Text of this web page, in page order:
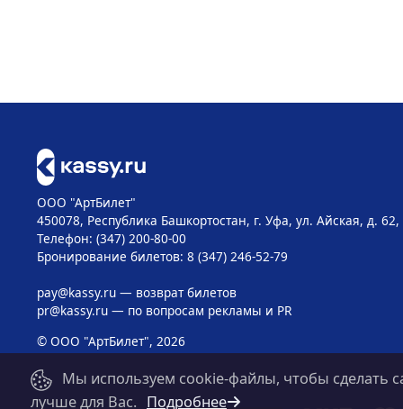
ООО "АртБилет"
450078, Республика Башкортостан, г. Уфа, ул. Айская, д. 62,
Телефон: (347) 200-80-00
Бронирование билетов: 8 (347) 246-52-79
pay@kassy.ru— возврат билетов
pr@kassy.ru— по вопросам рекламы и PR
© ООО "АртБилет", 2026
Мы используем cookie-файлы, чтобы сделать
лучше для Вас. Подробнее